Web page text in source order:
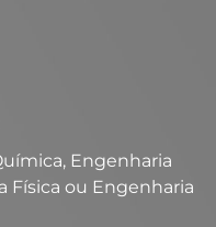
Engenharia
Física ou Engenharia